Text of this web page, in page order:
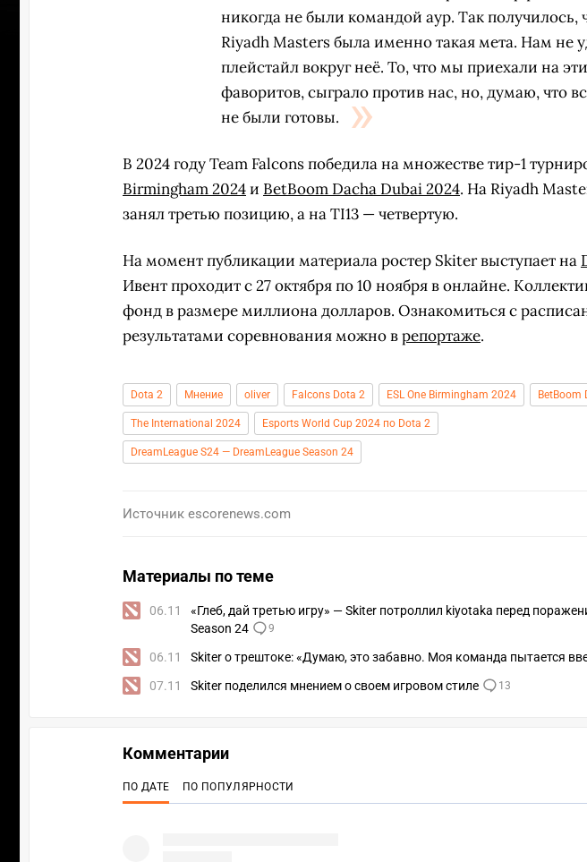
никогда не были командой аур. Так получилось,
Riyadh Masters была именно такая мета. Нам не
плейстайл вокруг неё. То, что мы приехали на
фаворитов, сыграло против нас, но, думаю, что
не были готовы.
В 2024 году Team Falcons победила на множестве тир-1
Birmingham 2024и BetBoom Dacha Dubai 2024. На Riyadh
занял третью позицию, а на TI13 — четвертую.
На момент публикации материала ростер Skiter выступает на
Ивент проходит с 27 октября по 10 ноября в онлайне.
фонд в размере миллиона долларов. Ознакомиться с
результатами соревнования можно врепортаже.
Dota 2 Мнение oliver Falcons Dota 2 ESL One Birmingham 2024 BetBoom
The International 2024 Esports World Cup 2024 по Dota 2
DreamLeague S24 — DreamLeague Season 24
Источник escorenews.com
Материалы по теме
06.11
«Глеб, дай третью игру» — Skiter потроллил kiyotaka перед
Season 24
9
06.11 Skiter о трештоке: «Думаю, это забавно. Моя команда пытается
07.11 Skiter поделился мнением о своем игровом стиле 13
УЧАСТВОВАТЬ ЗАБРАТЬ
Комментарии
ПО ДАТЕ ПО ПОПУЛЯРНОСТИ